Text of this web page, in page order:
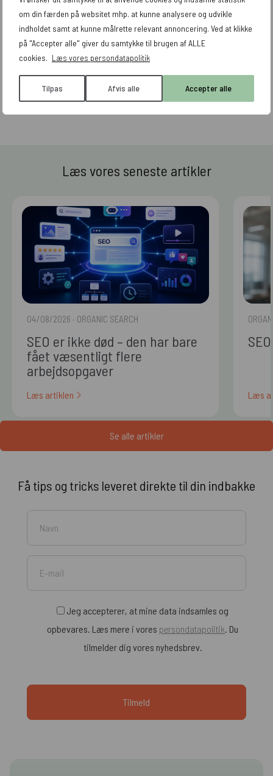
om din færden på websitet mhp. at kunne analysere og udvikle
indholdet samt at kunne målrette relevant annoncering. Ved at klikke
på "Accepter alle" giver du samtykke til brugen af ALLE
cookies. Læs vores persondatapolitik
Tilpas Afvis alle Accepter alle
udgangspunkt.
Tilbage til ordbog
Læs vores seneste artikler
04/08/2026 · ORGANIC SEARCH
SEO er ikke død – den har bare
fået væsentligt flere
arbejdsopgaver
Læs artiklen Læs
Se alle artikler
Få tips og tricks leveret direkte til din indbakke
Jeg accepterer, at mine data indsamles og
opbevares. Læs mere i vores persondatapolitik. Du
tilmelder dig vores nyhedsbrev.